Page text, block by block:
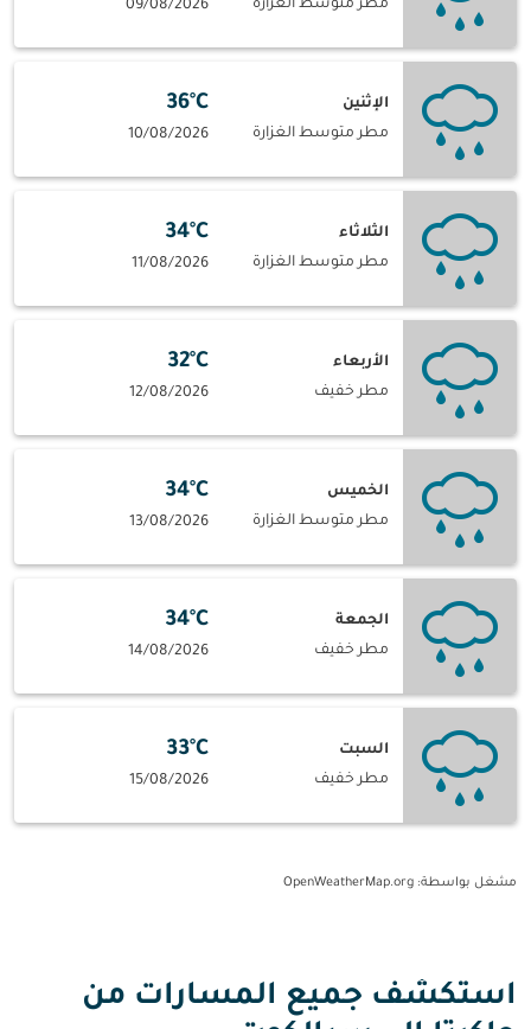
مطر متوسط الغزارة 09/08/2026
الإثنين
مطر متوسط الغزارة
36°C
10/08/2026
الثلاثاء
مطر متوسط الغزارة
34°C
11/08/2026
الأربعاء
مطر خفيف
32°C
12/08/2026
الخميس
مطر متوسط الغزارة
34°C
13/08/2026
الجمعة
مطر خفيف
34°C
14/08/2026
السبت
مطر خفيف
33°C
15/08/2026
مشغل بواسطة: OpenWeatherMap.org
استكشف جميع المسارات من